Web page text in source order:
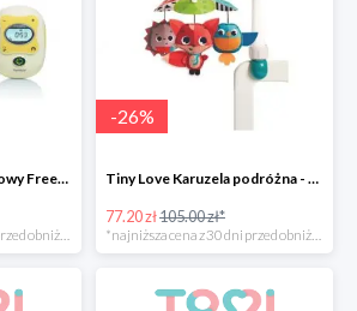
Medela laktator 2-fazowy Freestyle -22%
*najniższa cena z 30 dni przed obniżką
-26%
Tiny Love Karuzela podróżna - Zabawa na łące -26%
77.20 zł105.00 zł*
*najniższa cena z 30 dni przed obniżką